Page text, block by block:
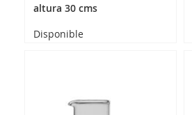
altura 30 cms
Disponible